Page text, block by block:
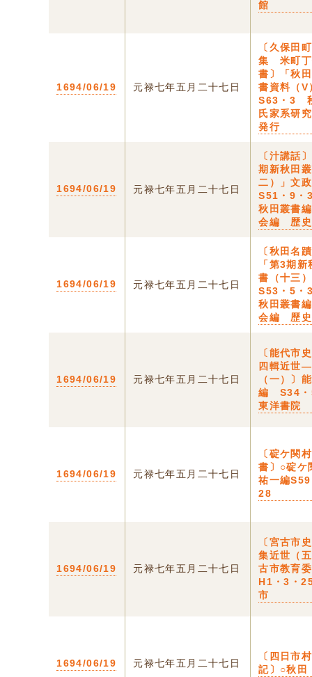
館
1694/06/19 元禄七年五月二十七日
〔久保田
集 米町丁
書〕「秋
書資料（V
S63・3
氏家系研
発行
1694/06/19 元禄七年五月二十七日
〔汁講話
期新秋田
二）」文
S51・9
秋田叢書
会編 歴史
1694/06/19 元禄七年五月二十七日
〔秋田名
「第3期
書（十三
S53・5
秋田叢書
会編 歴史
1694/06/19 元禄七年五月二十七日
〔能代市
四輯近
（一）〕
編 S34・
東洋書院
1694/06/19 元禄七年五月二十七日
〔碇ケ関
書〕○碇ケ
祐一編
28
1694/06/19 元禄七年五月二十七日
〔宮古市
集近世（
古市教育
H1・3・
市
1694/06/19 元禄七年五月二十七日
〔四日市
記〕○秋田